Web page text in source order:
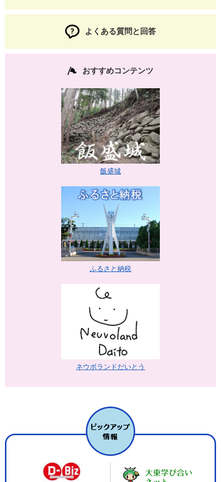
よくある質問と回答
おすすめコンテンツ
飯盛城
ふるさと納税
ネウボランドだいとう